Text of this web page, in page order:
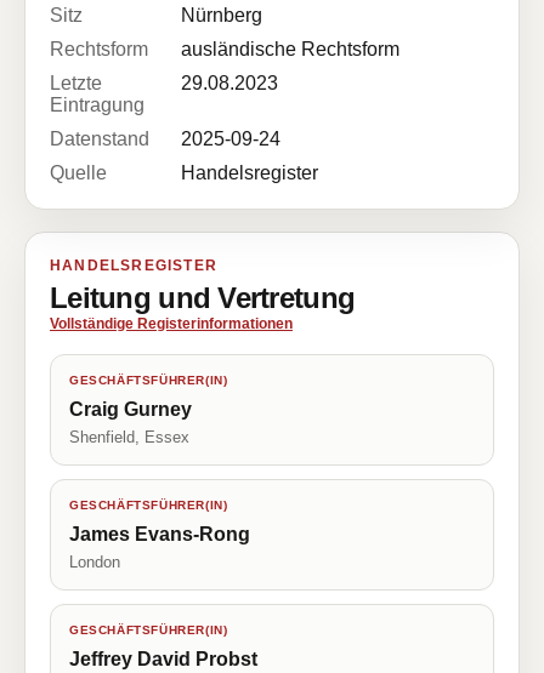
Sitz
Nürnberg
Rechtsform
ausländische Rechtsform
Letzte
Eintragung
29.08.2023
Datenstand
2025-09-24
Quelle
Handelsregister
HANDELSREGISTER
Leitung und Vertretung
Vollständige Registerinformationen
GESCHÄFTSFÜHRER(IN)
Craig Gurney
Shenfield, Essex
GESCHÄFTSFÜHRER(IN)
James Evans-Rong
London
GESCHÄFTSFÜHRER(IN)
Jeffrey David Probst